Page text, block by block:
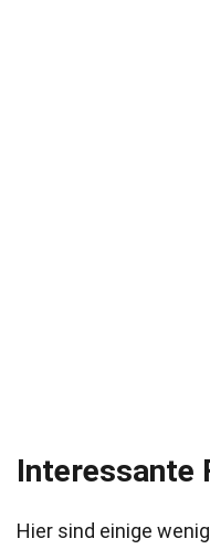
Interessante
Hier sind einige